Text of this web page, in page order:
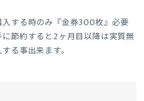
する時のみ『金券300枚』必要
節約すると2ヶ月目以降は実質無
る事出来ます。